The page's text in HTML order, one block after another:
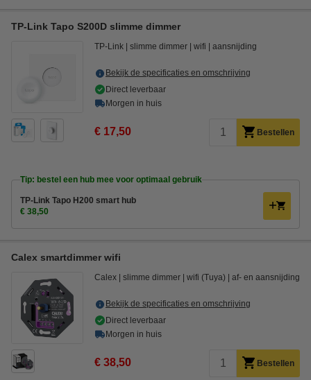
TP-Link Tapo S200D slimme dimmer
TP-Link slimme dimmer wifi aansnijding
Bekijk de specificaties en omschrijving
Direct leverbaar
Morgen in huis
€ 17,50 Bestellen
Tip: bestel een hub mee voor optimaal gebruik
TP-Link Tapo H200 smart hub
€ 38,50
Calex smartdimmer wifi
Calex slimme dimmer wifi (Tuya) af- en aansnijding
Bekijk de specificaties en omschrijving
Direct leverbaar
Morgen in huis
€ 38,50 Bestellen